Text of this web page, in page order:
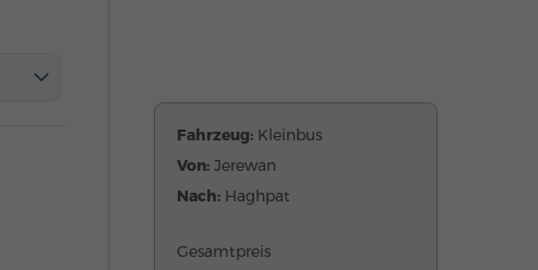
Fahrzeug: Kleinbus
Von: Jerewan
Nach: Haghpat
Gesamtpreis